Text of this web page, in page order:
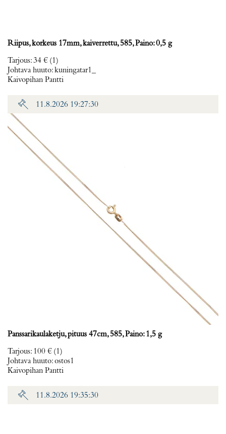
Riipus, korkeus 17mm, kaiverrettu, 585, Paino: 0,5 g
Tarjous:34 € (1)
Johtava huuto:kuningatar1_
Kaivopihan Pantti
11.8.2026 19:27:30
Panssarikaulaketju, pituus 47cm, 585, Paino: 1,5 g
Tarjous: 100 € (1)
Johtava huuto:ostos1
Kaivopihan Pantti
11.8.2026 19:35:30